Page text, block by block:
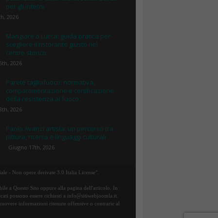
per gli interni
2026
Mangiare a Lucca: guida pratica per
scegliere il ristorante giusto nel
centro storico
2026
Parete tagliafuoco: normativa,
compartimentazione e certificazione
della resistenza al fuoco
2026
Paolo Avanzi artista: un percorso tra
pittura, ricerca e linguaggi culturali
Giugno 17th, 2026
- Non opere derivate 3.0 Italia License".
a Questo Sito oppure alla pagina dell'articolo. In
possono essere richiesti a info@sitiwebjoomla.it.
informazioni ritenute offensive o contrarie al